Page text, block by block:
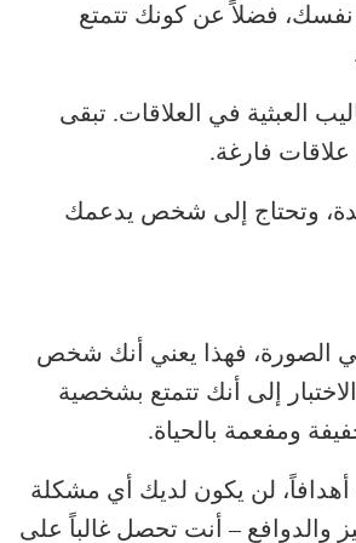
نفسك، فضلاً عن كونك تتمتع
العبثية في العلاقات. تبقى
فارغة.
وتحتاج إلى شخص يدعمك
الصورة، فهذا يعني أنك شخص
إلى أنك تتمتع بشخصية
ومفعمة بالحياة.
لن يكون لديك أي مشكلة
والدوافع – أنت تحصل غالباً على